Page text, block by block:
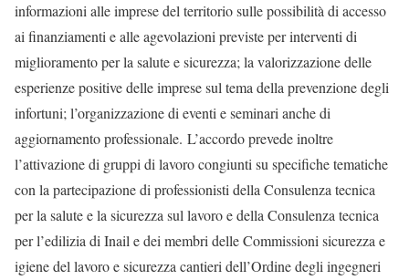
informazioni alle imprese del territorio sulle possibilità di accesso
ai finanziamenti e alle agevolazioni previste per interventi di
miglioramento per la salute e sicurezza; la valorizzazione delle
esperienze positive delle imprese sul tema della prevenzione degli
infortuni; l’organizzazione di eventi e seminari anche di
aggiornamento professionale. L’accordo prevede inoltre
l’attivazione di gruppi di lavoro congiunti su specifiche tematiche
con la partecipazione di professionisti della Consulenza tecnica
per la salute e la sicurezza sul lavoro e della Consulenza tecnica
per l’edilizia di Inail e dei membri delle Commissioni sicurezza e
igiene del lavoro e sicurezza cantieri dell’Ordine degli ingegneri